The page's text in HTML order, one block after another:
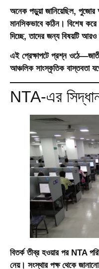
অনেক পড়ুয়া জানিয়েছিল, পুজোর
মানসিকভাবে কঠিন। বিশেষ করে
দিচ্ছে, তাদের জন্য বিষয়টি
এই প্রেক্ষাপটে প্রশ্ন
আঞ্চলিক সাংস্কৃতিক বাস্তবতা
NTA-এর
বিতর্ক তীব্র হওয়ার পর NTA
নেয়। সংস্থার পক্ষ থেকে জানানো